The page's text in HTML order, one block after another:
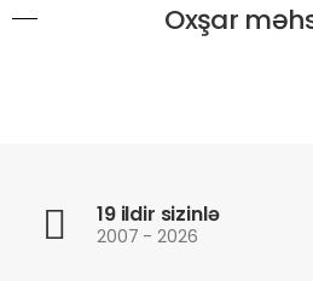
Oxşar
19 ildir sizinlə
2007 - 2026